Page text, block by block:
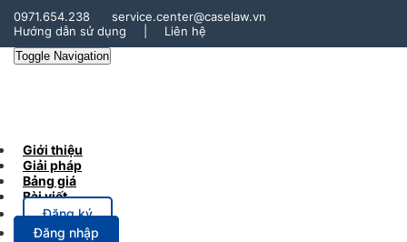
0971.654.238
service.center@caselaw.vn
Hướng dẫn sử dụng
Liên hệ
Toggle Navigation
Giới thiệu
Giải pháp
Bảng giá
Bài viết
Đăng ký
Đăng nhập